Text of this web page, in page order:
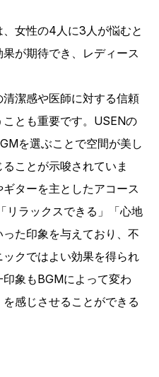
女性の4人に3人が悩むと
が期待でき、レディース
潔感や医師に対する信頼
とも重要です。USENの
を選ぶことで空間が美し
ことが示唆されていま
ターを主としたアコース
リラックスできる」「心地
た印象を与えており、不
クではよい効果を得られ
象もBGMによって変わ
感じさせることができる